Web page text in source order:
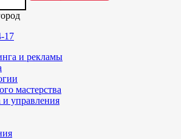
17
и рекламы
мастерства
управления